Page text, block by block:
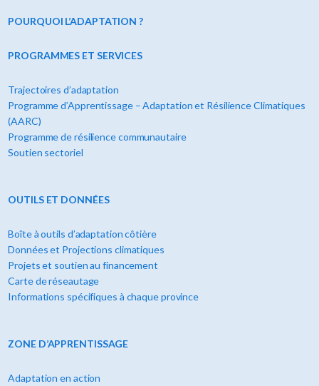
POURQUOI L’ADAPTATION ?
PROGRAMMES ET SERVICES
Trajectoires d’adaptation
Programme d’Apprentissage – Adaptation et Résilience Climatiques
(AARC)
Programme de résilience communautaire
Soutien sectoriel
OUTILS ET DONNÉES
Boîte à outils d’adaptation côtière
Données et Projections climatiques
Projets et soutien au financement
Carte de réseautage
Informations spécifiques à chaque province
ZONE D’APPRENTISSAGE
Adaptation en action